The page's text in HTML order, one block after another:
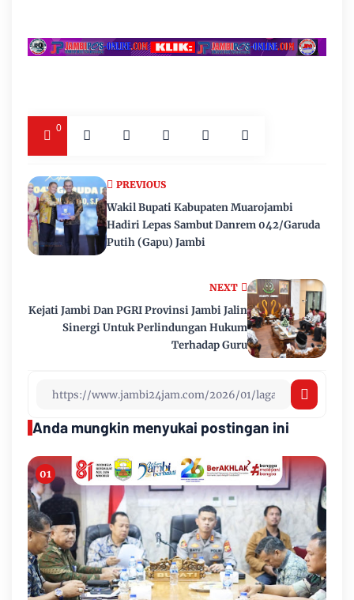
0
NEXT
Kejati Jambi Dan PGRI Provinsi Jambi Jalin
Sinergi Untuk Perlindungan Hukum
Terhadap Guru
PREVIOUS
Wakil Bupati Kabupaten Muarojambi
Hadiri Lepas Sambut Danrem 042/Garuda
Putih (Gapu) Jambi
Anda mungkin menyukai postingan ini